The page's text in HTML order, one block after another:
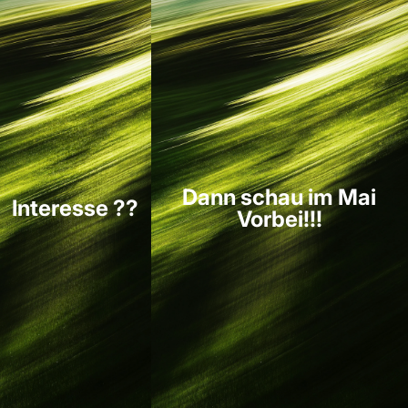
Interesse ??
Dann schau im Mai
Vorbei!!!